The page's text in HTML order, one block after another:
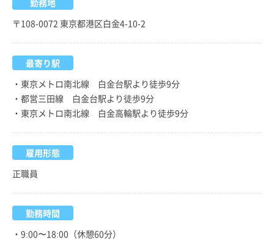
〒108-0072 東京都港区白金4-10-2
最寄り駅
・東京メトロ南北線 白金台駅より徒歩9分
・都営三田線 白金台駅より徒歩9分
・東京メトロ南北線 白金高輪駅より徒歩9分
雇用形態
正職員
勤務時間
・9:00〜18:00（休憩60分）